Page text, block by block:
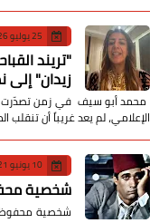
25 يوليو 2026
​"تريند
زيدان"
محمد أبو سيف ​في زمن تصدّرت
الإعلامي، لم يعد غريباً أن
10 يونيو 2021
شخصية
شخصية